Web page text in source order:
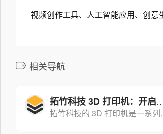
视频创作工具、人工智能应用、创意
相关导航
拓竹科技 3D 打印机：
拓竹科技的 3D 打印机是